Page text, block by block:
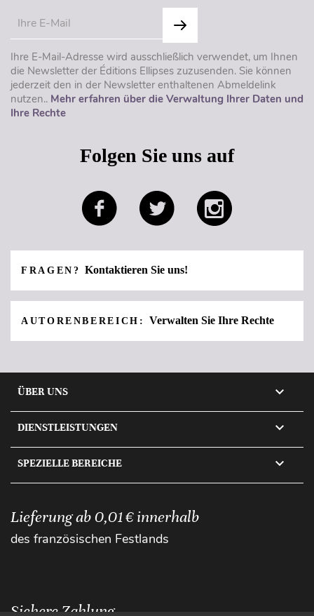
Ihre E-Mail-Adresse wird ausschließlich verwendet, um Ihnen
die Newsletter der Éditions Ellipses zuzusenden. Sie können
jederzeit den in der Newsletter enthaltenen Abmeldelink
nutzen.. Mehr erfahren über die Verwaltung Ihrer Daten und
Ihre Rechte
Folgen Sie uns auf
FRAGEN? Kontaktieren Sie uns!
AUTORENBEREICH: Verwalten Sie Ihre Rechte
ÜBER UNS 
DIENSTLEISTUNGEN 
SPEZIELLE BEREICHE 
Lieferung ab 0,01 € innerhalb
des französischen Festlands
Sichere Zahlung